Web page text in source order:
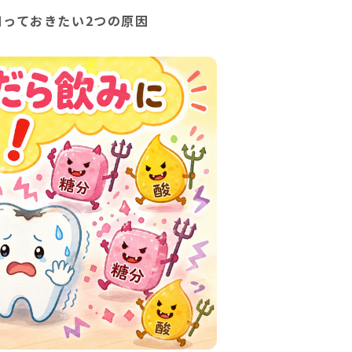
ておきたい2つの原因